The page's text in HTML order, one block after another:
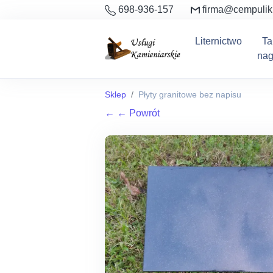
698-936-157
Liternictwo
Sklep Płyty granitowe bez napisu
← ← Powrót